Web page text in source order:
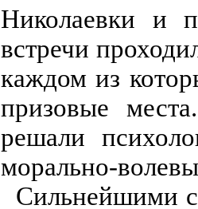
Николаевки и
встречи
каждом из
призовые
решали
морально-
Сильнейшими